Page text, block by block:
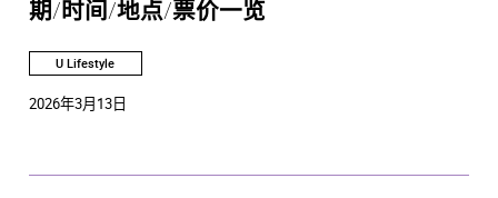
期/时间/地点/票价一览
U Lifestyle
2026年3月13日